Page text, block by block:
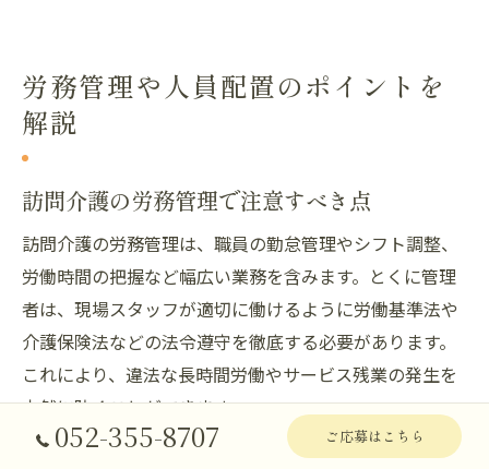
労務管理や人員配置のポイントを
解説
訪問介護の労務管理で注意すべき点
訪問介護の労務管理は、職員の勤怠管理やシフト調整、
労働時間の把握など幅広い業務を含みます。とくに管理
者は、現場スタッフが適切に働けるように労働基準法や
介護保険法などの法令遵守を徹底する必要があります。
これにより、違法な長時間労働やサービス残業の発生を
未然に防ぐことができます。
例えば、ヘルパーの勤務時間が法定の範囲を超えないよ
052-355-8707 ご応募はこちら